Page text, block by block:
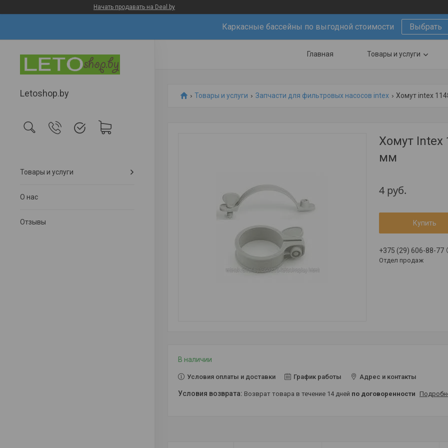
Начать продавать на Deal.by
Каркасные бассейны по выгодной стоимости Выбрать
Letoshop.by
Товары и услуги
О нас
Отзывы
Главная Товары и услуги
Товары и услуги Запчасти для фильтровых насосов intex Хомут intex
Хомут Intex
мм
4 руб.
Купить
+375 (29) 606-88-77
Отдел продаж
В наличии
Условия оплаты и доставки График работы Адрес и контакты
возврат товара в течение 14 дней по договоренности